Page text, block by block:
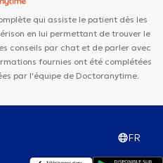
Familia Cura
qui assiste le patient dès les
en lui permettant de trouver le
conseils par chat et de parler avec
fournies ont été complétées
par l'équipe de Doctoranytime.
FR